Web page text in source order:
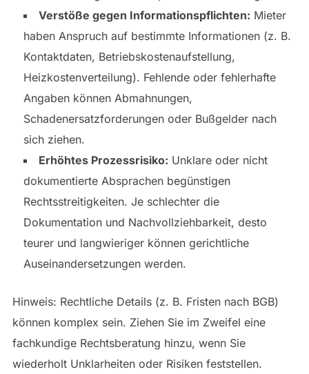
Verstöße gegen Informationspflichten: Mieter
haben Anspruch auf bestimmte Informationen (z. B.
Kontaktdaten, Betriebskostenaufstellung,
Heizkostenverteilung). Fehlende oder fehlerhafte
Angaben können Abmahnungen,
Schadenersatzforderungen oder Bußgelder nach
sich ziehen.
Erhöhtes Prozessrisiko: Unklare oder nicht
dokumentierte Absprachen begünstigen
Rechtsstreitigkeiten. Je schlechter die
Dokumentation und Nachvollziehbarkeit, desto
teurer und langwieriger können gerichtliche
Auseinandersetzungen werden.
Hinweis: Rechtliche Details (z. B. Fristen nach BGB)
können komplex sein. Ziehen Sie im Zweifel eine
fachkundige Rechtsberatung hinzu, wenn Sie
wiederholt Unklarheiten oder Risiken feststellen.